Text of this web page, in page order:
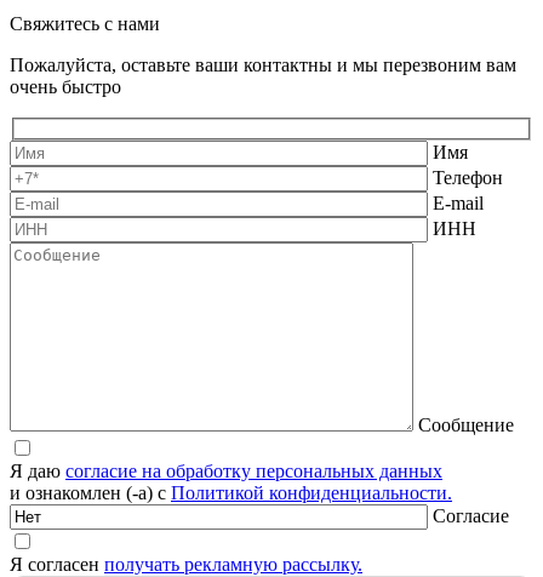
Свяжитесь с нами
Пожалуйста, оставьте ваши контактны и мы перезвоним вам
очень быстро
Имя
Телефон
E-mail
ИНН
Сообщение
Я даю согласие на обработку персональных данных
и ознакомлен (-а) с Политикой конфиденциальности.
Согласие
Я согласен получать рекламную рассылку.